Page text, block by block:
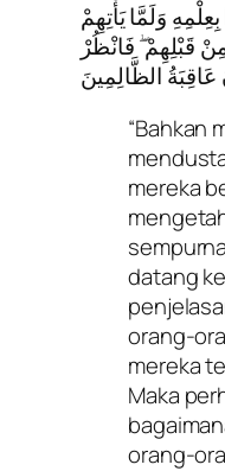
وَلَمَّا يَأْتِهِمْ
قَبْلِهِمْ ۖ فَانْظُرْ
الظَّالِمِينَ
“Bahkan
mereka
datang
orang-
mereka
Maka
orang-